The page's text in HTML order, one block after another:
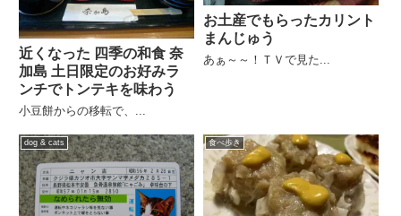
近くなった 四季の和食 奈
加島 土日限定のお好みラ
ンチでトンテキを味わう
小豆餅からの移転で、...
お土産でもらったカリント
まんじゅう
あぁ～～！ＴＶで見た...
dog & cats 食べ歩き